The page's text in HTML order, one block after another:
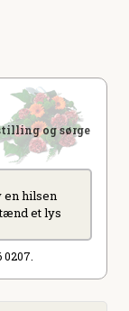
og sørge
en hilsen
et lys